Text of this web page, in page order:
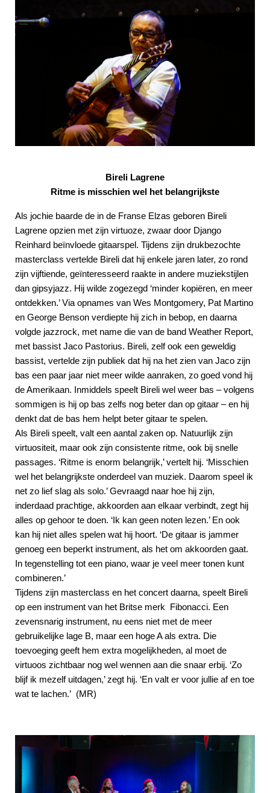
Bireli Lagrene
Ritme is misschien wel het belangrijkste
Als jochie baarde de in de Franse Elzas geboren Bireli
Lagrene opzien met zijn virtuoze, zwaar door Django
Reinhard beïnvloede gitaarspel. Tijdens zijn drukbezochte
masterclass vertelde Bireli dat hij enkele jaren later, zo rond
zijn vijftiende, geïnteresseerd raakte in andere muziekstijlen
dan gipsyjazz. Hij wilde zogezegd ‘minder kopiëren, en meer
ontdekken.’ Via opnames van Wes Montgomery, Pat Martino
en George Benson verdiepte hij zich in bebop, en daarna
volgde jazzrock, met name die van de band Weather Report,
met bassist Jaco Pastorius. Bireli, zelf ook een geweldig
bassist, vertelde zijn publiek dat hij na het zien van Jaco zijn
bas een paar jaar niet meer wilde aanraken, zo goed vond hij
de Amerikaan. Inmiddels speelt Bireli wel weer bas – volgens
sommigen is hij op bas zelfs nog beter dan op gitaar – en hij
denkt dat de bas hem helpt beter gitaar te spelen.
Als Bireli speelt, valt een aantal zaken op. Natuurlijk zijn
virtuositeit, maar ook zijn consistente ritme, ook bij snelle
passages. ‘Ritme is enorm belangrijk,’ vertelt hij. ‘Misschien
wel het belangrijkste onderdeel van muziek. Daarom speel ik
net zo lief slag als solo.’ Gevraagd naar hoe hij zijn,
inderdaad prachtige, akkoorden aan elkaar verbindt, zegt hij
alles op gehoor te doen. ‘Ik kan geen noten lezen.’ En ook
kan hij niet alles spelen wat hij hoort. ‘De gitaar is jammer
genoeg een beperkt instrument, als het om akkoorden gaat.
In tegenstelling tot een piano, waar je veel meer tonen kunt
combineren.’
Tijdens zijn masterclass en het concert daarna, speelt Bireli
op een instrument van het Britse merk Fibonacci. Een
zevensnarig instrument, nu eens niet met de meer
gebruikelijke lage B, maar een hoge A als extra. Die
toevoeging geeft hem extra mogelijkheden, al moet de
virtuoos zichtbaar nog wel wennen aan die snaar erbij. ‘Zo
blijf ik mezelf uitdagen,’ zegt hij. ‘En valt er voor jullie af en toe
wat te lachen.’ (MR)